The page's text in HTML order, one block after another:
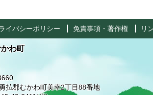
イバシーポリシー 免責事項・著作権 リ
わ町
払郡むかわ町美幸2丁目88番地